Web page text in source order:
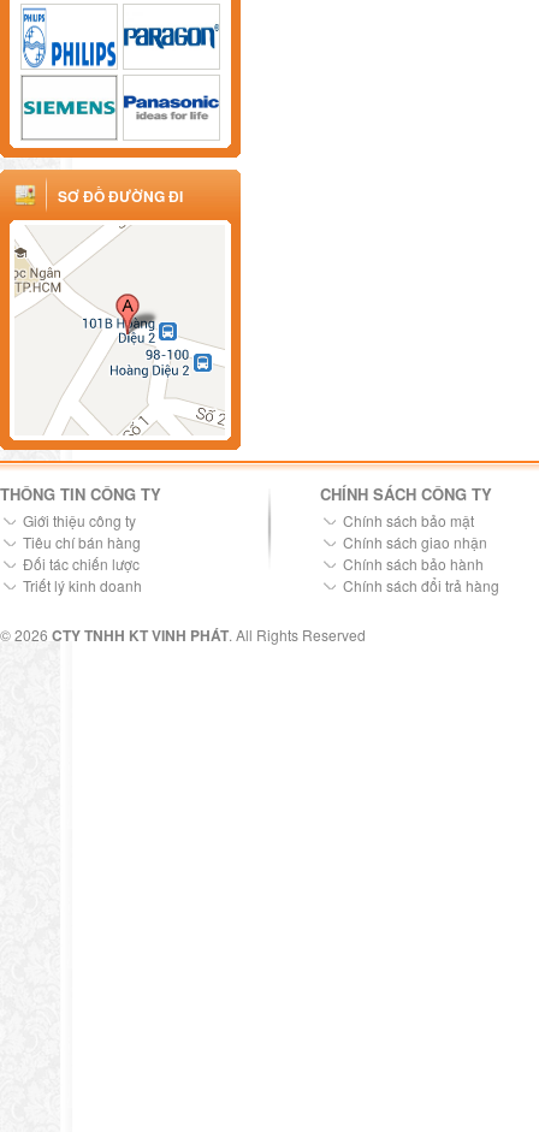
SƠ ĐỒ ĐƯỜNG ĐI
THÔNG TIN CÔNG TY
Giới thiệu công ty
Tiêu chí bán hàng
Đối tác chiến lược
Triết lý kinh doanh
CHÍNH SÁCH CÔNG TY
Chính sách bảo mật
Chính sách giao nhận
Chính sách bảo hành
Chính sách đổi trả hàng
© 2026 CTY TNHH KT VINH PHÁT. All Rights Reserved